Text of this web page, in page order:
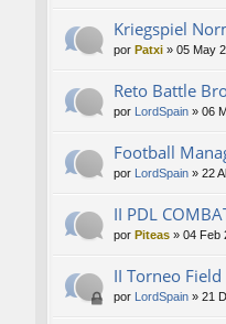
Kriegspiel
por Patxi » 05 May
Reto Battle
por LordSpain » 06
Football
por LordSpain » 22
II PDL
por Piteas » 04 Feb
II Torneo
por LordSpain » 21